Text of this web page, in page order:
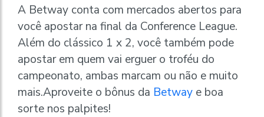
A Betway conta com mercados abertos para
você apostar na final da Conference League.
Além do clássico 1 x 2, você também pode
apostar em quem vai erguer o troféu do
campeonato, ambas marcam ou não e muito
mais.Aproveite o bônus da Betway e boa
sorte nos palpites!